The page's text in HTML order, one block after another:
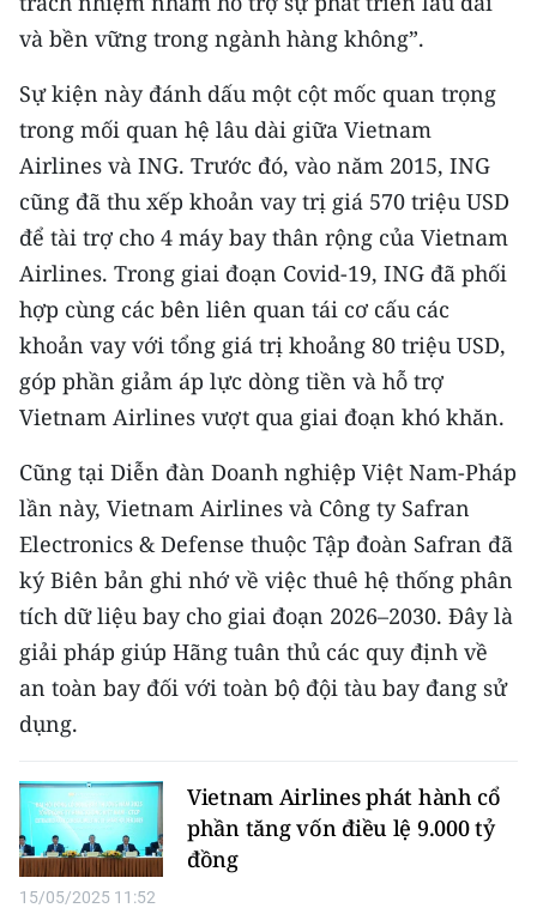
ENGLISH
FRANÇAIS
РУССКИЙ
ESPAÑOL
한국어
và bền vững trong ngành hàng không”.
Sự kiện này đánh dấu một cột mốc quan trọng
trong mối quan hệ lâu dài giữa Vietnam
Airlines và ING. Trước đó, vào năm 2015, ING
cũng đã thu xếp khoản vay trị giá 570 triệu USD
để tài trợ cho 4 máy bay thân rộng của Vietnam
Airlines. Trong giai đoạn Covid-19, ING đã phối
hợp cùng các bên liên quan tái cơ cấu các
khoản vay với tổng giá trị khoảng 80 triệu USD,
góp phần giảm áp lực dòng tiền và hỗ trợ
Vietnam Airlines vượt qua giai đoạn khó khăn.
Cũng tại Diễn đàn Doanh nghiệp Việt Nam-Pháp
lần này, Vietnam Airlines và Công ty Safran
Electronics & Defense thuộc Tập đoàn Safran đã
ký Biên bản ghi nhớ về việc thuê hệ thống phân
tích dữ liệu bay cho giai đoạn 2026–2030. Đây là
giải pháp giúp Hãng tuân thủ các quy định về
an toàn bay đối với toàn bộ đội tàu bay đang sử
dụng.
Vietnam Airlines phát hành cổ
phần tăng vốn điều lệ 9.000 tỷ
đồng
15/05/2025 11:52